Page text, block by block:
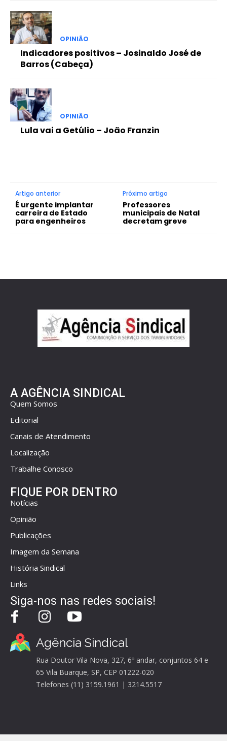
OPINIÃO
Indicadores positivos – Josinaldo José de
Barros (Cabeça)
OPINIÃO
Lula vai a Getúlio – João Franzin
Artigo anterior
É urgente implantar
carreira de Estado
para engenheiros
Próximo artigo
Professores
municipais de Natal
decretam greve
A AGÊNCIA SINDICAL
Quem Somos
Editorial
Canais de Atendimento
Localização
Trabalhe Conosco
FIQUE POR DENTRO
Notícias
Opinião
Publicações
Imagem da Semana
História Sindical
Links
Siga-nos nas redes sociais!
Agência Sindical
Rua Doutor Vila Nova, 327, 6º andar, conjuntos 64 e
65 Vila Buarque, SP, CEP 01222-020
Telefones (11) 3159.1961 | 3214.5517